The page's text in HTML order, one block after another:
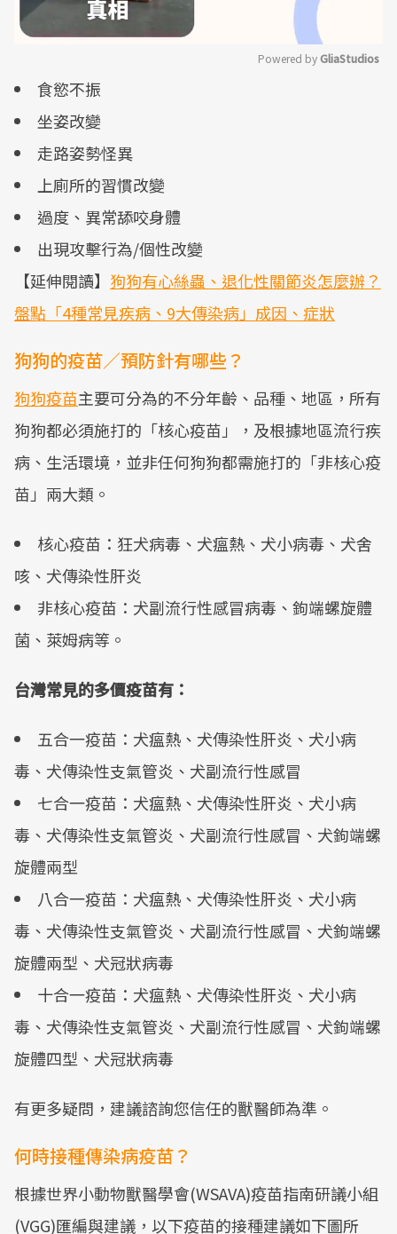
Powered by GliaStudios
食慾不振
坐姿改變
走路姿勢怪異
上廁所的習慣改變
過度、異常舔咬身體
出現攻擊行為/個性改變
【延伸閱讀】 狗狗有心絲蟲、退化性關節炎怎麼辦？
盤點「4種常見疾病、9大傳染病」成因、症狀
狗狗的疫苗／預防針有哪些？
狗狗疫苗主要可分為的不分年齡、品種、地區，所有
狗狗都必須施打的「核心疫苗」，及根據地區流行疾
病、生活環境，並非任何狗狗都需施打的「非核心疫
苗」兩大類。
核心疫苗：狂犬病毒、犬瘟熱、犬小病毒、犬舍
咳、犬傳染性肝炎
非核心疫苗：犬副流行性感冒病毒、鉤端螺旋體
菌、萊姆病等。
台灣常見的多價疫苗有：
五合一疫苗：犬瘟熱、犬傳染性肝炎、犬小病
毒、犬傳染性支氣管炎、犬副流行性感冒
七合一疫苗：犬瘟熱、犬傳染性肝炎、犬小病
毒、犬傳染性支氣管炎、犬副流行性感冒、犬鉤端螺
旋體兩型
八合一疫苗：犬瘟熱、犬傳染性肝炎、犬小病
毒、犬傳染性支氣管炎、犬副流行性感冒、犬鉤端螺
旋體兩型、犬冠狀病毒
十合一疫苗：犬瘟熱、犬傳染性肝炎、犬小病
毒、犬傳染性支氣管炎、犬副流行性感冒、犬鉤端螺
旋體四型、犬冠狀病毒
有更多疑問，建議諮詢您信任的獸醫師為準。
何時接種傳染病疫苗？
根據世界小動物獸醫學會(WSAVA)疫苗指南研議小組
(VGG)匯編與建議，以下疫苗的接種建議如下圖所